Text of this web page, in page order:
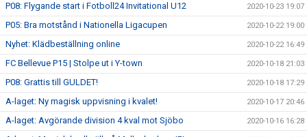
P08: Flygande start i Fotboll24 Invitational U12 2020-10-23 19:07
P05: Bra motstånd i Nationella Ligacupen 2020-10-22 19:00
Nyhet: Klädbeställning online 2020-10-22 16:49
FC Bellevue P15 | Stolpe ut i Y-town 2020-10-18 21:03
P08: Grattis till GULDET! 2020-10-18 17:29
A-laget: Ny magisk uppvisning i kvalet! 2020-10-17 20:46
A-laget: Avgörande division 4 kval mot Sjöbo 2020-10-16 16:28